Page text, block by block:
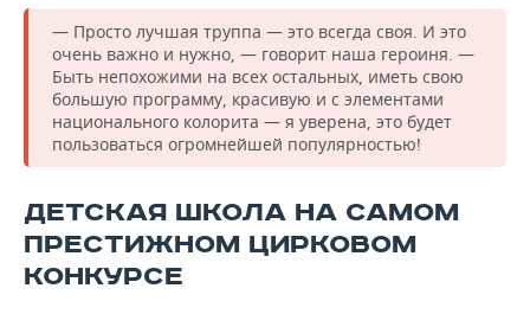
— Просто лучшая труппа — это всегда своя. И это
очень важно и нужно, — говорит наша героиня. —
Быть непохожими на всех остальных, иметь свою
большую программу, красивую и с элементами
национального колорита — я уверена, это будет
пользоваться огромнейшей популярностью!
ДЕТСКАЯ ШКОЛА НА САМОМ
ПРЕСТИЖНОМ ЦИРКОВОМ
КОНКУРСЕ